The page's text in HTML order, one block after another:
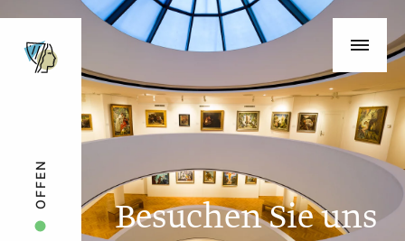
Besuchen Sie uns
OFFEN